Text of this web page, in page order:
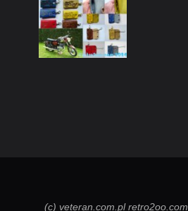
(c) veteran.com.pl